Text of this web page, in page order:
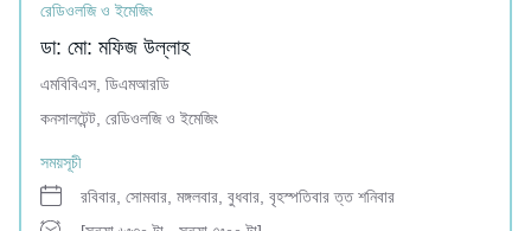
রেডিওলজি ও ইমেজিং
ডা: মো: মফিজ উল্লাহ
এমবিবিএস, ডিএমআরডি
কনসালটেন্ট, রেডিওলজি ও ইমেজিং
সময়সূচী
রবিবার, সোমবার, মঙ্গলবার, বুধবার, বৃহস্পতিবার ত্ত শনিবার